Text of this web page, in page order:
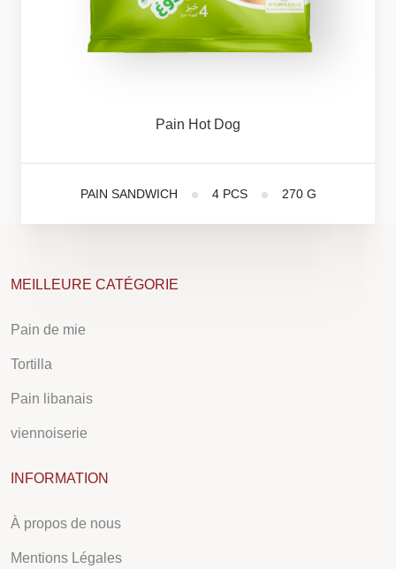
Pain Hot Dog
PAIN SANDWICH 4 PCS 270 G
MEILLEURE CATÉGORIE
Pain de mie
Tortilla
Pain libanais
viennoiserie
INFORMATION
À propos de nous
Mentions Légales